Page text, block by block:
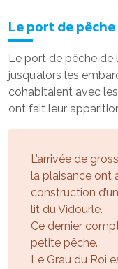
Le port de
Le port de pêche de
jusqu’alors les
cohabitaient avec
ont fait leur
L’arrivée de
la plaisance ont
construction
lit du Vidourle.
Ce dernier
petite pêche.
Le Grau du Roi